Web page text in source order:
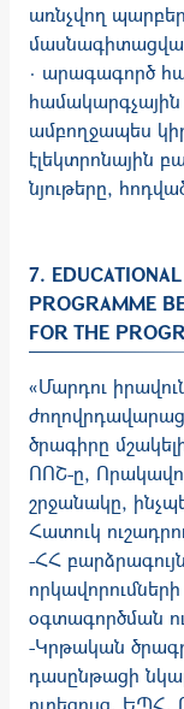
առնչվող
· արագագործ
համակարգչային
ամբողջապես
էլեկտրոնային
նյութերը,
7.
PROGRAMME
FOR THE
«Մարդու
ծրագիրը
ՈՈՇ-ը,
շրջանակը,
Հատուկ
-ՀՀ
օգտագործման
-Կրթական
դասընթացի
ուղեցույց,